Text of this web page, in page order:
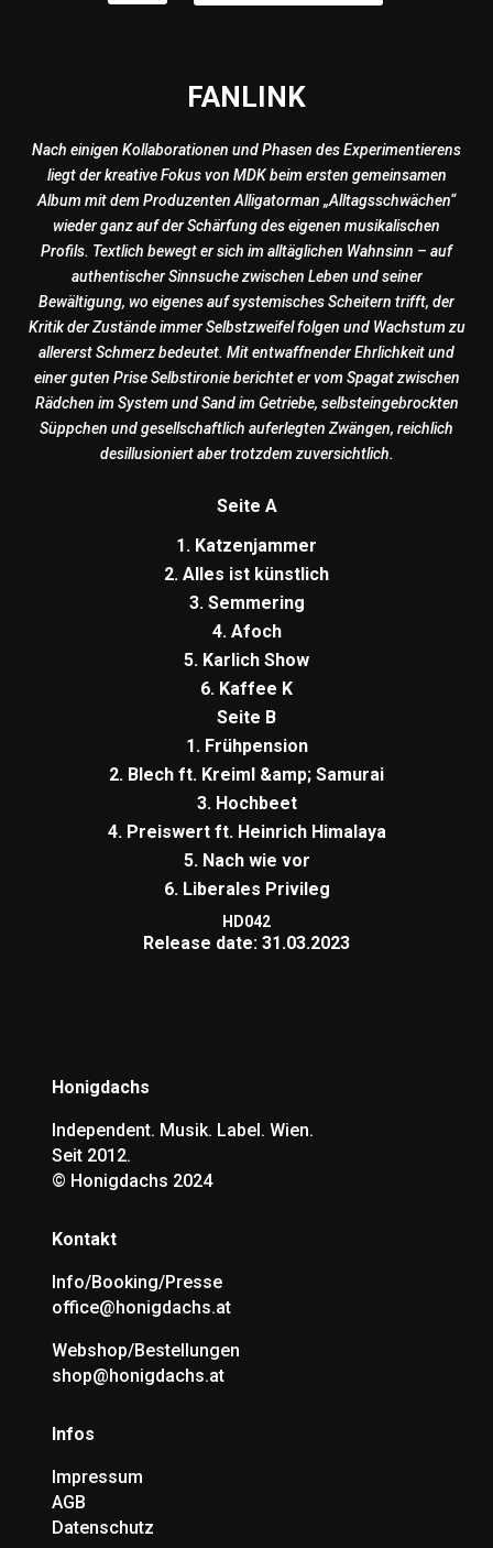
FANLINK
Nach einigen Kollaborationen und Phasen des Experimentierens
liegt der kreative Fokus von MDK beim ersten gemeinsamen
Album mit dem Produzenten Alligatorman „Alltagsschwächen“
wieder ganz auf der Schärfung des eigenen musikalischen
Profils. Textlich bewegt er sich im alltäglichen Wahnsinn – auf
authentischer Sinnsuche zwischen Leben und seiner
Bewältigung, wo eigenes auf systemisches Scheitern trifft, der
Kritik der Zustände immer Selbstzweifel folgen und Wachstum zu
allererst Schmerz bedeutet. Mit entwaffnender Ehrlichkeit und
einer guten Prise Selbstironie berichtet er vom Spagat zwischen
Rädchen im System und Sand im Getriebe, selbsteingebrockten
Süppchen und gesellschaftlich auferlegten Zwängen, reichlich
desillusioniert aber trotzdem zuversichtlich.
Seite A
1. Katzenjammer
2. Alles ist künstlich
3. Semmering
4. Afoch
5. Karlich Show
6. Kaffee K
Seite B
1. Frühpension
2. Blech ft. Kreiml &amp; Samurai
3. Hochbeet
4. Preiswert ft. Heinrich Himalaya
5. Nach wie vor
6. Liberales Privileg
HD042
Release date: 31.03.2023
Honigdachs
Independent. Musik. Label. Wien.
Seit 2012.
© Honigdachs 2024
Kontakt
Info/Booking/Presse
office@honigdachs.at
Webshop/Bestellungen
shop@honigdachs.at
Infos
Impressum
AGB
Datenschutz